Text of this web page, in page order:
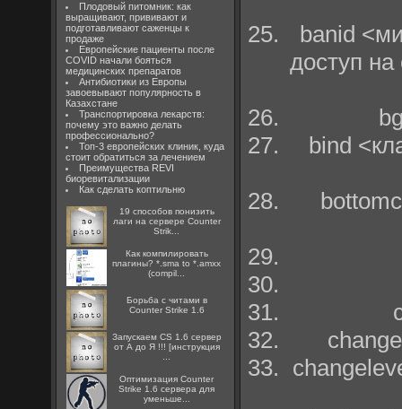
Плодовый питомник: как
выращивают, прививают и
подготавливают саженцы к
продаже
Европейские пациенты после
COVID начали бояться
медицинских препаратов
Антибиотики из Европы
завоевывают популярность в
Казахстане
Транспортировка лекарств:
почему это важно делать
профессионально?
Топ-3 европейских клиник, куда
стоит обратиться за лечением
Преимущества REVI
биоревитализации
Как сделать коптильню
19 способов понизить
лаги на сервере Counter
Strik...
Как компилировать
плагины? *.sma to *.amxx
(compil...
Борьба с читами в
Counter Strike 1.6
Запускаем CS 1.6 сервер
от А до Я !!! [инструкция
Оптимизация Counter
Strike 1.6 сервера для
уменьше...
banid
доступ
bind